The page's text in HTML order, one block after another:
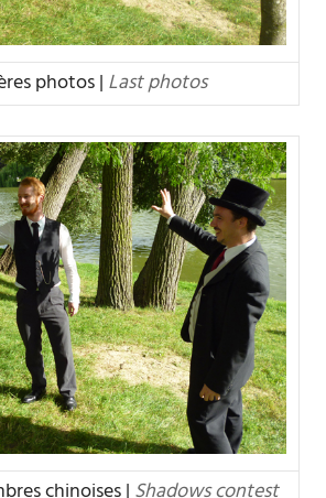
photos | Last photos